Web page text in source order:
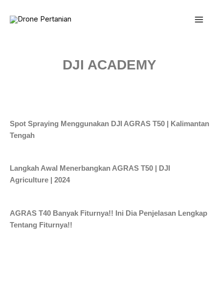
DJI ACADEMY
Spot Spraying Menggunakan DJI AGRAS T50 | Kalimantan
Tengah
Langkah Awal Menerbangkan AGRAS T50 | DJI
Agriculture | 2024
AGRAS T40 Banyak Fiturnya!! Ini Dia Penjelasan Lengkap
Tentang Fiturnya!!